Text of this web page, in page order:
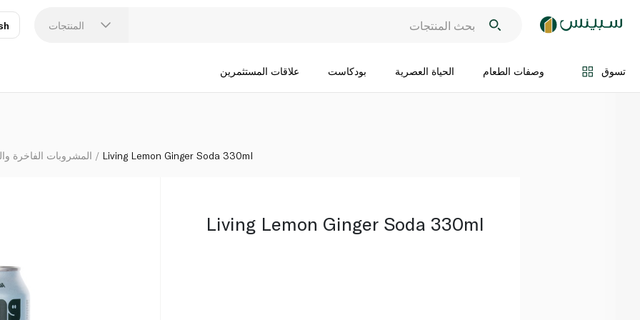
المنتجات
تسوق وصفات الطعام الحياة العصرية بودكاست علاقات المستثمرين
اضف الى السلة
المشروبات الفاخرة Living Lemon Ginger Soda 330ml
Living Lemon Ginger Soda 330ml